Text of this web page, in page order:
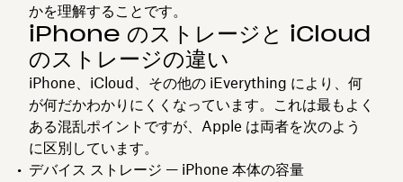
かを理解することです。
iPhone のストレージと iCloud
のストレージの違い
iPhone、iCloud、その他の iEverything により、何
が何だかわかりにくくなっています。これは最もよく
ある混乱ポイントですが、Apple は両者を次のよう
に区別しています。
デバイス ストレージ — iPhone 本体の容量